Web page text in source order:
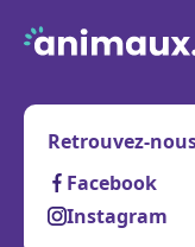
Retrouvez-
Facebook
Instagram